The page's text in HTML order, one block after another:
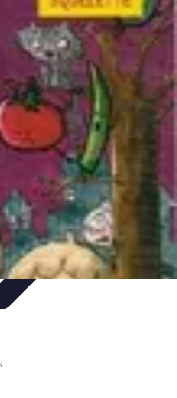
d'AchatTechniques et
Mode et Accessoires